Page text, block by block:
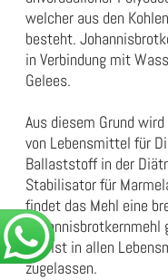
welcher aus den
besteht.
in Verbindung mit
Gelees.
Aus diesem Grund
von Lebensmittel für
Ballaststoff in der
Stabilisator für
findet das Mehl eine
und ist in allen
zugelassen.